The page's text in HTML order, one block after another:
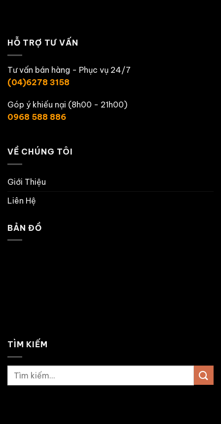
HỖ TRỢ TƯ VẤN
Tư vấn bán hàng - Phục vụ 24/7
(04)6278 3158
Góp ý khiếu nại (8h00 - 21h00)
0968 588 886
VỀ CHÚNG TÔI
Giới Thiệu
Liên Hệ
BẢN ĐỒ
TÌM KIẾM
Tìm